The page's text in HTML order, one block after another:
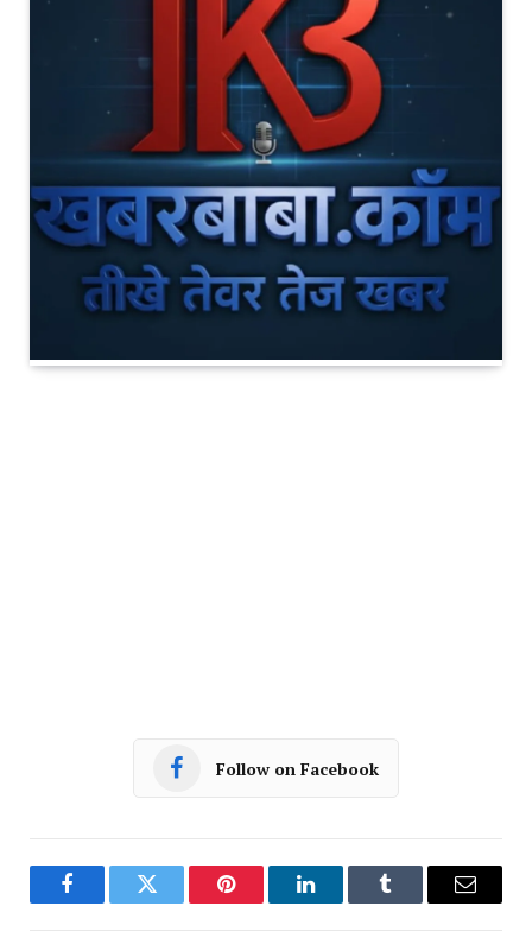
Follow on Facebook
FacebookTwitter Pinterest LinkedInTumblr Email